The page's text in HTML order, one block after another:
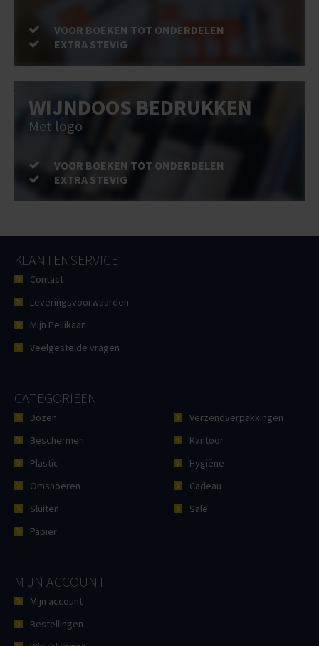
VOOR BOEKEN TOT ONDERDELEN
EXTRA STEVIG
WIJNDOOS BEDRUKKEN
Met logo
VOOR BOEKEN TOT ONDERDELEN
EXTRA STEVIG
KLANTENSERVICE
Contact
Leveringsvoorwaarden
Mijn Pellikaan
Veelgestelde vragen
CATEGORIEËN
Dozen
Beschermen
Plastic
Omsnoeren
Sluiten
Papier
Verzendverpakkingen
Kantoor
Hygiëne
Cadeau
Sale
MIJN ACCOUNT
Mijn account
Bestellingen